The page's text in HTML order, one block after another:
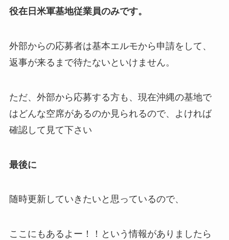
役在日米軍基地従業員のみです。
外部からの応募者は基本エルモから申請をして、
返事が来るまで待たないといけません。
ただ、外部から応募する方も、現在沖縄の基地で
はどんな空席があるのか見られるので、よければ
確認して見て下さい
最後に
随時更新していきたいと思っているので、
ここにもあるよー！！という情報がありましたら